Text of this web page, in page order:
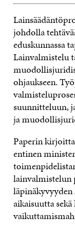
johdolla
eduskunnassa
Lainvalmistelu
ohjaukseen.
suunnitteluun,
ja
Paperin
entinen
lainvalmistelun
aikaisuutta